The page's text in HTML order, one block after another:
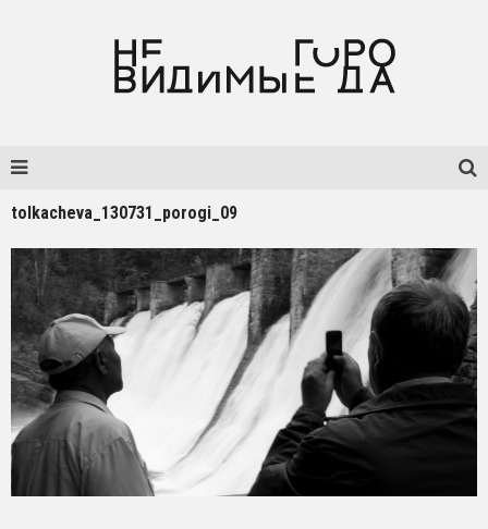
tolkacheva_130731_porogi_09